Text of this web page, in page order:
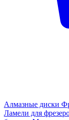
Алмазные диски
Ламели для